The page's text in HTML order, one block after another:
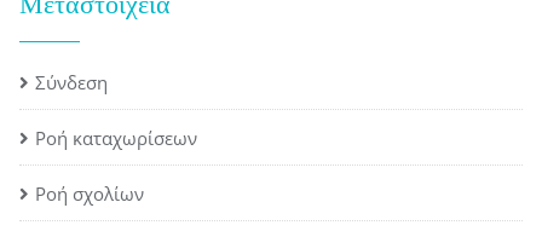
Σύνδεση
Ροή καταχωρίσεων
Ροή σχολίων